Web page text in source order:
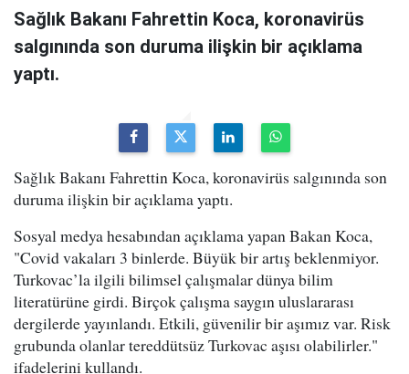
Sağlık Bakanı Fahrettin Koca, koronavirüs
salgınında son duruma ilişkin bir açıklama
yaptı.
Sağlık Bakanı Fahrettin Koca, koronavirüs salgınında son
duruma ilişkin bir açıklama yaptı.
Sosyal medya hesabından açıklama yapan Bakan Koca,
"Covid vakaları 3 binlerde. Büyük bir artış beklenmiyor.
Turkovac’la ilgili bilimsel çalışmalar dünya bilim
literatürüne girdi. Birçok çalışma saygın uluslararası
dergilerde yayınlandı. Etkili, güvenilir bir aşımız var. Risk
grubunda olanlar tereddütsüz Turkovac aşısı olabilirler."
ifadelerini kullandı.